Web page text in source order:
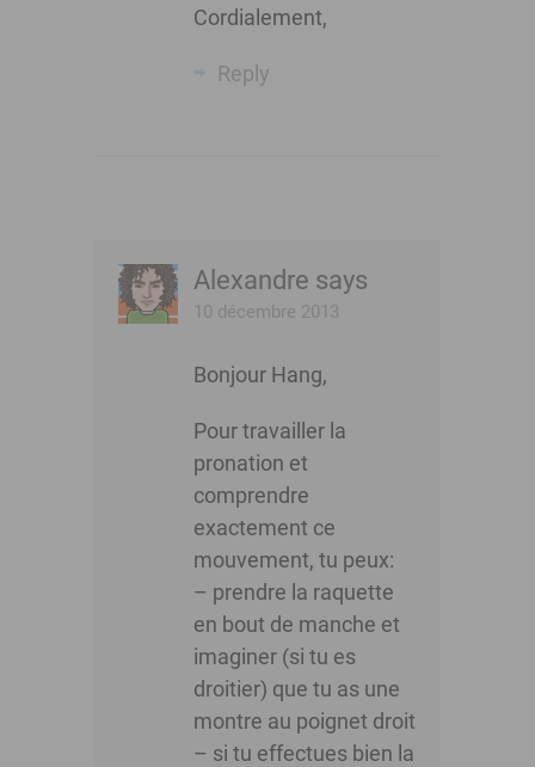
Cordialement,
Reply
Alexandre says
10 décembre 2013
Bonjour Hang,
Pour travailler la
pronation et
comprendre
exactement ce
mouvement, tu peux:
– prendre la raquette
en bout de manche et
imaginer (si tu es
droitier) que tu as une
montre au poignet droit
– si tu effectues bien la